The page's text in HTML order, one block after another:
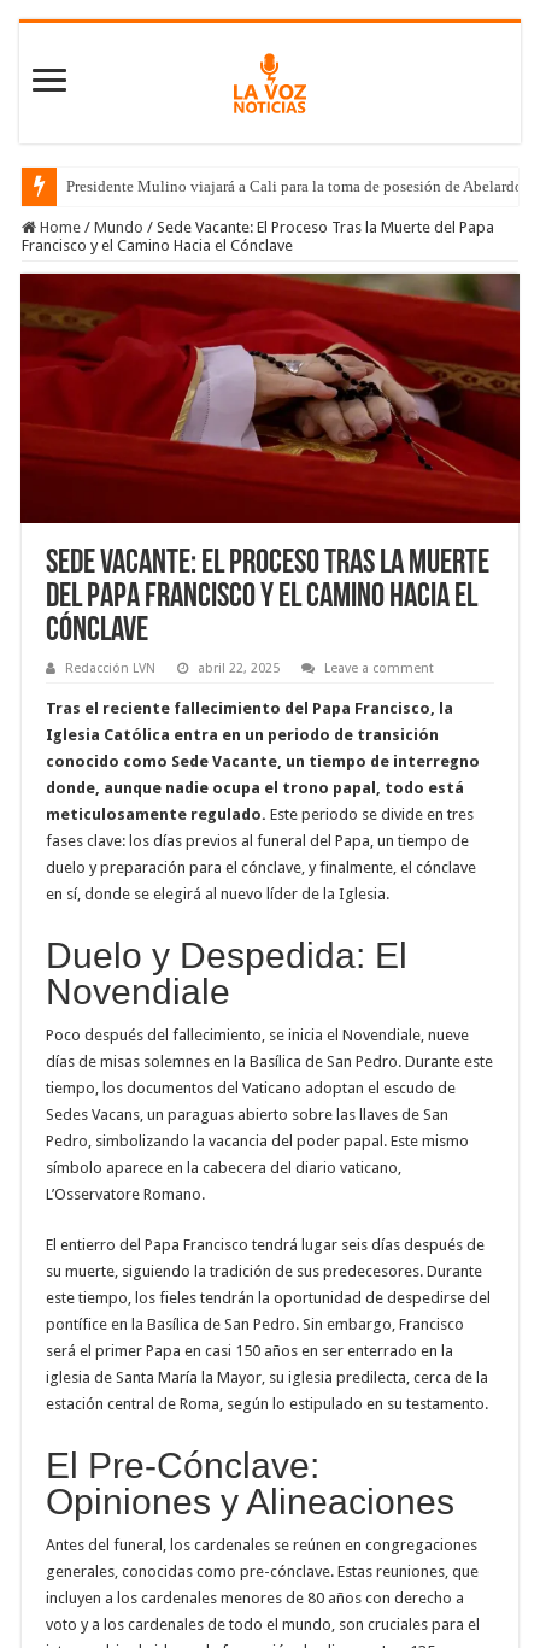
Presidente Mulino viajará a Cali para la toma de posesión de Abelardo
Home / Mundo / Sede Vacante: El Proceso Tras la Muerte del Papa
Francisco y el Camino Hacia el Cónclave
Sede Vacante: El Proceso Tras la Muerte
del Papa Francisco y el Camino Hacia el
Cónclave
Redacción LVN abril 22, 2025 Leave a comment
Tras el reciente fallecimiento del Papa Francisco, la
Iglesia Católica entra en un periodo de transición
conocido como Sede Vacante, un tiempo de interregno
donde, aunque nadie ocupa el trono papal, todo está
meticulosamente regulado. Este periodo se divide en tres
fases clave: los días previos al funeral del Papa, un tiempo de
duelo y preparación para el cónclave, y finalmente, el cónclave
en sí, donde se elegirá al nuevo líder de la Iglesia.
Duelo y Despedida: El
Novendiale
Poco después del fallecimiento, se inicia el Novendiale, nueve
días de misas solemnes en la Basílica de San Pedro. Durante este
tiempo, los documentos del Vaticano adoptan el escudo de
Sedes Vacans, un paraguas abierto sobre las llaves de San
Pedro, simbolizando la vacancia del poder papal. Este mismo
símbolo aparece en la cabecera del diario vaticano,
L’Osservatore Romano.
El entierro del Papa Francisco tendrá lugar seis días después de
su muerte, siguiendo la tradición de sus predecesores. Durante
este tiempo, los fieles tendrán la oportunidad de despedirse del
pontífice en la Basílica de San Pedro. Sin embargo, Francisco
será el primer Papa en casi 150 años en ser enterrado en la
iglesia de Santa María la Mayor, su iglesia predilecta, cerca de la
estación central de Roma, según lo estipulado en su testamento.
El Pre-Cónclave:
Opiniones y Alineaciones
Antes del funeral, los cardenales se reúnen en congregaciones
generales, conocidas como pre-cónclave. Estas reuniones, que
incluyen a los cardenales menores de 80 años con derecho a
voto y a los cardenales de todo el mundo, son cruciales para el